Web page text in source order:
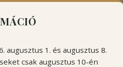
augusztus 1. és augusztus 8.
csak augusztus 10-én